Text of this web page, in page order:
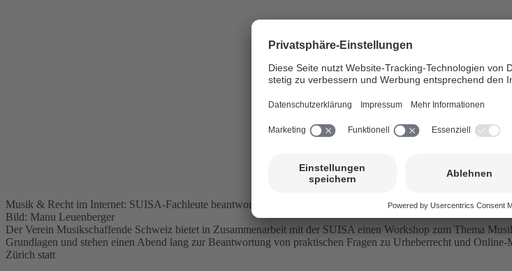
Musik & Recht im Internet: SUISA-Fachleute beantworten Fragen an einem Workshop.
Bild: Manu Leuenberger
Der Verein Musikschaffende Schweiz bietet in Zusammenarbeit mit der SUISA einen Workshop zum Thema
Grundlagen und stehen einen Abend lang zur Beantwortung von praktischen Fragen zu Urheberrecht und
Zürich statt